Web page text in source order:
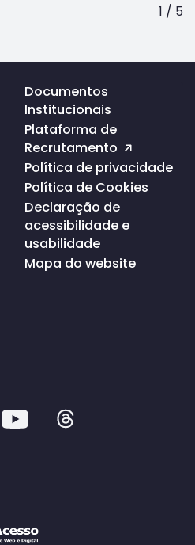
1 / 5
Documentos
Institucionais
Plataforma de
Recrutamento
Política de privacidade
Política de Cookies
Declaração de
acessibilidade e
usabilidade
Mapa do website